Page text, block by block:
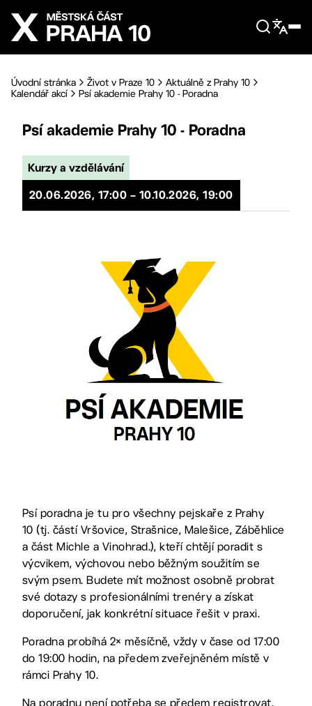
Přejít na hlavní obsah
Úvodní stránka Život v Praze 10
Aktuálně z Prahy 10
Kalendář akcí
Psí akademie Prahy 10 - Poradna
Psí akademie Prahy 10 - Poradna
Kurzy a vzdělávání
20.06.2026, 17:00 – 10.10.2026, 19:00
Psí poradna je tu pro všechny pejskaře z Prahy
10 (tj. částí Vršovice, Strašnice, Malešice, Záběhlice
a část Michle a Vinohrad.), kteří chtějí poradit s
výcvikem, výchovou nebo běžným soužitím se
svým psem. Budete mít možnost osobně probrat
své dotazy s profesionálními trenéry a získat
doporučení, jak konkrétní situace řešit v praxi.
Poradna probíhá 2× měsíčně, vždy v čase od 17:00
do 19:00 hodin, na předem zveřejněném místě v
rámci Prahy 10.
Na poradnu není potřeba se předem registrovat.